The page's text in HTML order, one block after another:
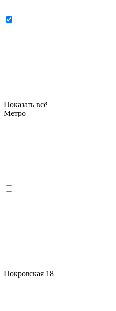
Показать всё
Метро
Покровская 18